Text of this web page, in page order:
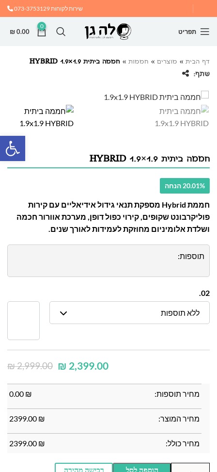
שירות לקוחות073-3753129
תפריט
0
₪0.00
דף הבית » מוצרים » חממות » חממה ביתית 1.9×1.9 HYBRID
שתף:
חממה ביתית 1.9×1.9 HYBRID
20.01% הנחה
חממת Hybrid מספקת תנאי גידול אידיאליים עם קירות
פוליקרבונט שקופים, קירוי כפול דופן, מערכת אוורור חכמה
ושלדת אלומיניום מחוזקת לעמידות לאורך שנים.
תוספות:
02.
ללא תוספות
₪2,999.00 ₪ 2,399.00
מחיר תוספות: ₪
0.00
מחיר המוצר: ₪
2399.00
מחיר כולל: ₪
2399.00